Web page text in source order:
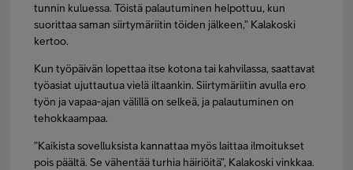
tunnin kuluessa. Töistä palautuminen helpottuu, kun
suorittaa saman siirtymäriitin töiden jälkeen,” Kalakoski
kertoo.
Kun työpäivän lopettaa itse kotona tai kahvilassa, saattavat
työasiat ujuttautua vielä iltaankin. Siirtymäriitin avulla ero
työn ja vapaa-ajan välillä on selkeä, ja palautuminen on
tehokkaampaa.
”Kaikista sovelluksista kannattaa myös laittaa ilmoitukset
pois päältä. Se vähentää turhia häiriöitä”, Kalakoski vinkkaa.